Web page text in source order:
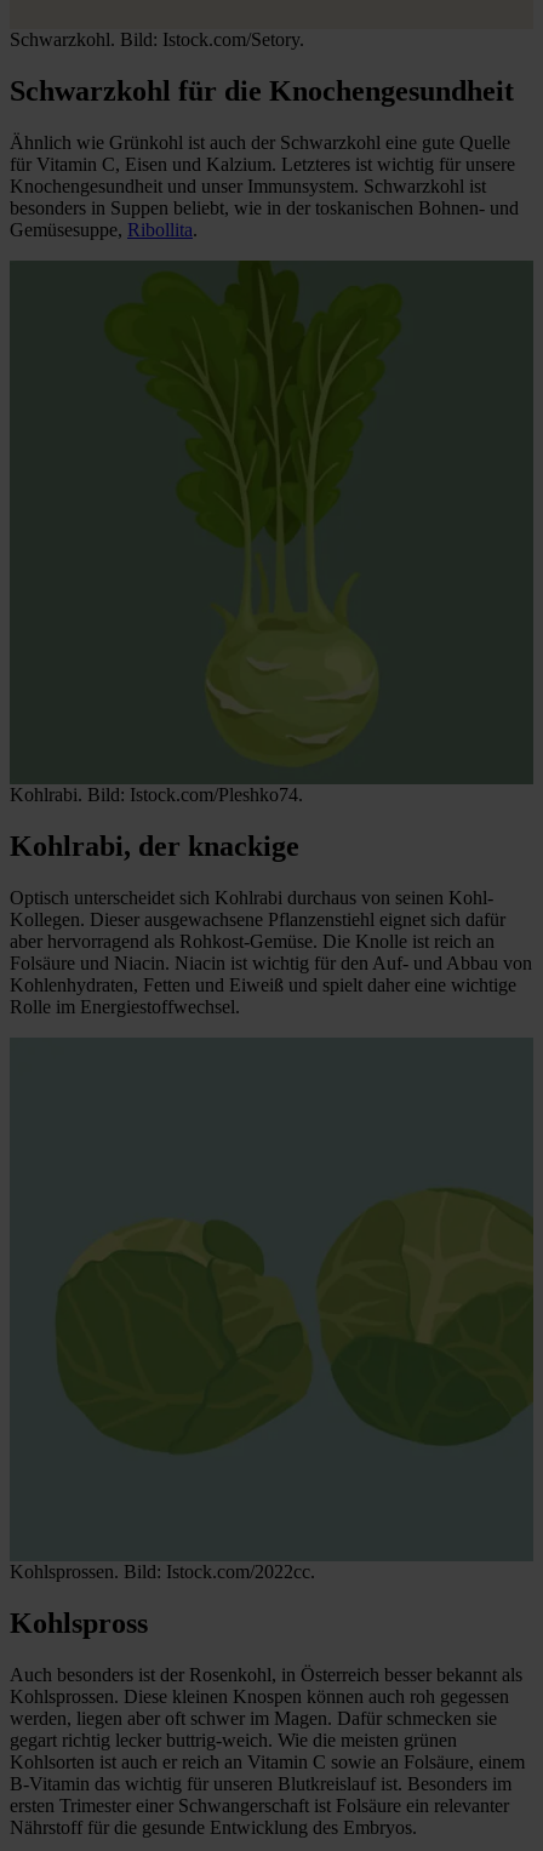
Schwarzkohl. Bild: Istock.com/Setory.
Schwarzkohl für die Knochengesundheit
Ähnlich wie Grünkohl ist auch der Schwarzkohl eine gute Quelle
für Vitamin C, Eisen und Kalzium. Letzteres ist wichtig für unsere
Knochengesundheit und unser Immunsystem. Schwarzkohl ist
besonders in Suppen beliebt, wie in der toskanischen Bohnen- und
Gemüsesuppe, Ribollita.
Kohlrabi. Bild: Istock.com/Pleshko74.
Kohlrabi, der knackige
Optisch unterscheidet sich Kohlrabi durchaus von seinen Kohl-
Kollegen. Dieser ausgewachsene Pflanzenstiehl eignet sich dafür
aber hervorragend als Rohkost-Gemüse. Die Knolle ist reich an
Folsäure und Niacin. Niacin ist wichtig für den Auf- und Abbau von
Kohlenhydraten, Fetten und Eiweiß und spielt daher eine wichtige
Rolle im Energiestoffwechsel.
Kohlsprossen. Bild: Istock.com/2022cc.
Kohlspross
Auch besonders ist der Rosenkohl, in Österreich besser bekannt als
Kohlsprossen. Diese kleinen Knospen können auch roh gegessen
werden, liegen aber oft schwer im Magen. Dafür schmecken sie
gegart richtig lecker buttrig-weich. Wie die meisten grünen
Kohlsorten ist auch er reich an Vitamin C sowie an Folsäure, einem
B-Vitamin das wichtig für unseren Blutkreislauf ist. Besonders im
ersten Trimester einer Schwangerschaft ist Folsäure ein relevanter
Nährstoff für die gesunde Entwicklung des Embryos.